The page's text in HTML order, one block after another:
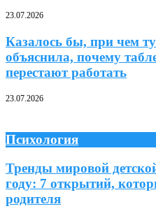
23.07.2026
Казалось бы, при чем
объяснила, почему
перестают работать
23.07.2026
Психология
Тренды мировой
году: 7 открытий,
родителя